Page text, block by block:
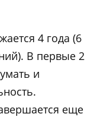
4 года (6
В первые 2
и
еще